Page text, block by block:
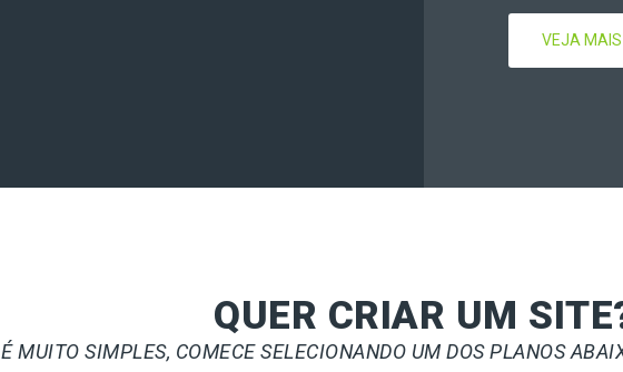
VEJA MAIS
QUER CRIAR UM
É MUITO SIMPLES, COMECE SELECIONANDO UM DOS PLANOS